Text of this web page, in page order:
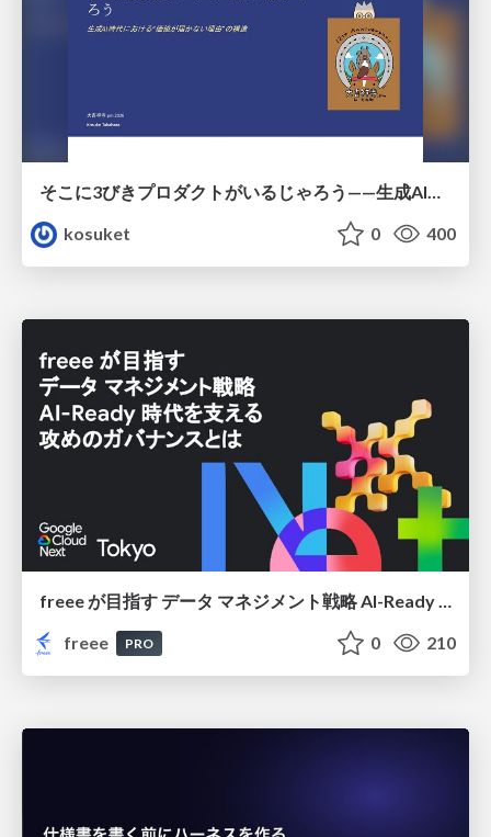
そこに3びきプロダクトがいるじゃろう——生成AI時代における“価値が届かない理由”の構造
kosuket
0 400
freee
PRO 0 210